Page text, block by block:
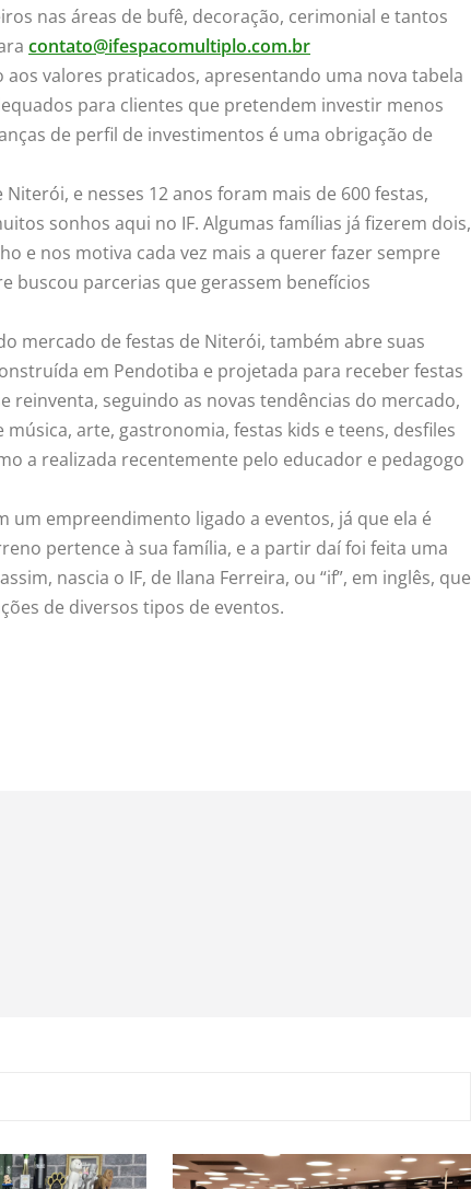
nas áreas de bufê, decoração, cerimonial e tantos
contato@ifespacomultiplo.com.br
valores praticados, apresentando uma nova tabela
para clientes que pretendem investir menos
de perfil de investimentos é uma obrigação de
e nesses 12 anos foram mais de 600 festas,
sonhos aqui no IF. Algumas famílias já fizerem dois,
e nos motiva cada vez mais a querer fazer sempre
buscou parcerias que gerassem benefícios
mercado de festas de Niterói, também abre suas
em Pendotiba e projetada para receber festas
reinventa, seguindo as novas tendências do mercado,
arte, gastronomia, festas kids e teens, desfiles
a realizada recentemente pelo educador e pedagogo
empreendimento ligado a eventos, já que ela é
pertence à sua família, e a partir daí foi feita uma
nascia o IF, de Ilana Ferreira, ou “if”, em inglês, que
de diversos tipos de eventos.